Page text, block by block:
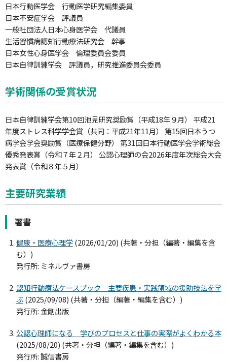
日本行動医学会 行動医学研究編集委員
日本不安症学会 評議員
一般社団法人日本心身医学会 代議員
生活習慣病認知行動療法研究会 幹事
日本女性心身医学会 倫理委員会委員
日本自律訓練学会 評議員，研究推進委員会委員
学術関係の受賞状況
日本自律訓練学会第10回池見研究奨励賞（平成18年９月） 平成21
年度ストレス科学学会賞（共同：平成21年11月） 第15回日本うつ
病学会学会奨励賞（医療保健分野） 第31回日本行動医学会学術総会
優秀発表賞（令和７年２月） 公認心理師の会2026年度年次総会大会
発表賞（令和８年５月）
主要研究業績
著書
健康・医療心理学(2026/01/20) (共著・分担（編著・編集を含
む）)
発行所: ミネルヴァ書房
認知行動療法ケースブック 主要疾患・実践領域の援助技法を学
ぶ(2025/09/08) (共著・分担（編著・編集を含む）)
発行所: 金剛出版
公認心理師になる 学びのプロセスと仕事の実際がよくわかる本
(2025/08/20) (共著・分担（編著・編集を含む）)
発行所: 誠信書房